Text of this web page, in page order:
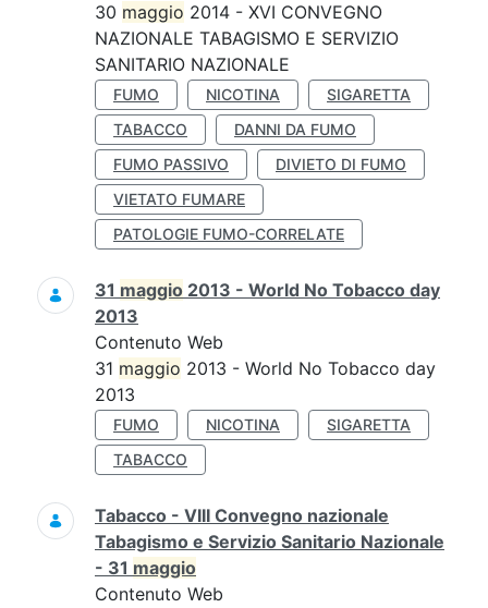
30 maggio 2014 - XVI CONVEGNO
NAZIONALE TABAGISMO E SERVIZIO
SANITARIO NAZIONALE
FUMO NICOTINA
SIGARETTA
TABACCO
DANNI DA FUMO
FUMO PASSIVO
DIVIETO DI FUMO
VIETATO FUMARE
PATOLOGIE FUMO-CORRELATE
31 maggio 2013 - World No Tobacco day
2013
Contenuto Web
31 maggio 2013 - World No Tobacco day
2013
FUMO NICOTINA
SIGARETTA
TABACCO
Tabacco - VIII Convegno nazionale
Tabagismo e Servizio Sanitario Nazionale
- 31 maggio
Contenuto Web